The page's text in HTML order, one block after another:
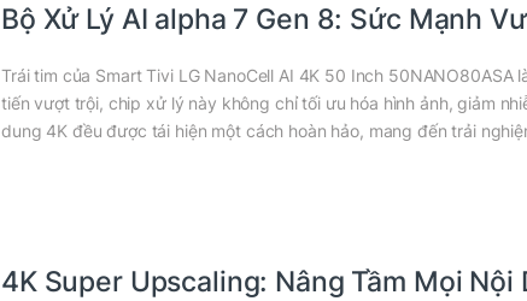
Bộ Xử Lý AI alpha 7 Gen 8: Sức Mạnh
Trái tim của Smart Tivi LG NanoCell AI 4K 50 Inch 50NANO80ASA
tiến vượt trội, chip xử lý này không chỉ tối ưu hóa hình ảnh, giảm
dung 4K đều được tái hiện một cách hoàn hảo, mang đến trải
4K Super Upscaling: Nâng Tầm Mọi Nội